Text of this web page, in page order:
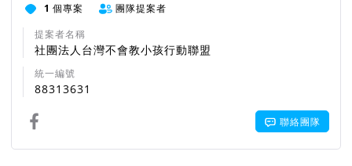
1 個專案
團隊提案者
提案者名稱
社團法人台灣不會教小孩行動聯盟
統一編號
88313631
聯絡團隊